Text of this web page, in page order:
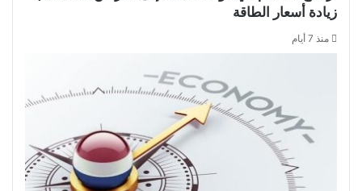
زيادة أسعار الطاقة
منذ 7 أيام